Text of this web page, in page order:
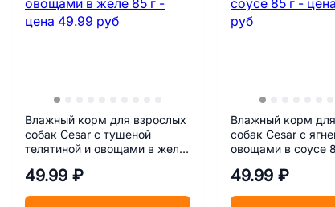
Влажный корм для взрослых
собак Cesar с тушеной
телятиной и овощами в желе
49.99 ₽
Влажный корм
собак Cesar с
овощами в соусе
49.99 ₽